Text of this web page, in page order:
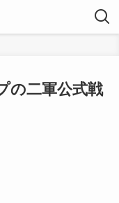
の二軍公式戦